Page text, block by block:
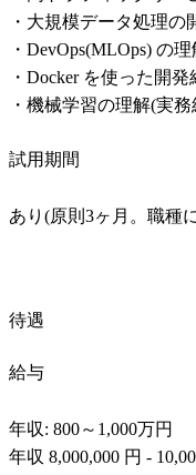
・大規模データ処理の
・DevOps(MLOps) の理
・Docker を使った開発
・機械学習の理解(実
試用期間
あり(原則3ヶ月。職種
待遇
給与
年収: 800～1,000万円
年収 8,000,000 円 -